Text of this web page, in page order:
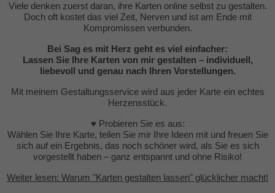
Viele denken zuerst daran, ihre Karten online selbst zu gestalten.
Doch oft kostet das viel Zeit, Nerven und ist am Ende mit
Kompromissen verbunden.
Bei Sag es mit Herz geht es viel einfacher:
Lassen Sie Ihre Karten von mir gestalten – individuell,
liebevoll und genau nach Ihren Vorstellungen.
Mit meinem Gestaltungsservice wird aus jeder Karte ein echtes
Herzensstück.
♥ Probieren Sie es aus:
Wählen Sie Ihre Karte, teilen Sie mir Ihre Ideen mit und freuen Sie
sich auf ein Ergebnis, das noch schöner wird, als Sie es sich
vorgestellt haben – ganz entspannt und ohne Risiko!
Weiter lesen: Warum "Karten gestalten lassen" glücklicher macht!